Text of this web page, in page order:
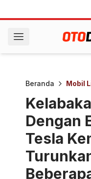
Beranda Mobil
Dengan
Tesla